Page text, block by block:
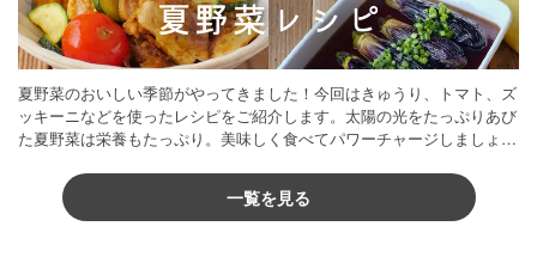
夏野菜のおいしい季節がやってきました！今回はきゅうり、トマト、ズ
ッキーニなどを使ったレシピをご紹介します。太陽の光をたっぷりあび
た夏野菜は栄養もたっぷり。美味しく食べてパワーチャージしましょう
一覧を見る